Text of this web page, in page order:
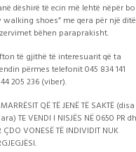
dëshirë të ecin më lehtë nëpër
walking shoes” me qera për një ditë
bëhen paraprakisht.
të gjithë të interesuarit që ta
përmes telefonit 045 834 141
205 236 (viber).
QË TË JENË TË SAKTË (disa
TE VENDI I NISJËS NË 0650 PR
ÇDO VONESË TË INDIVIDIT NUK